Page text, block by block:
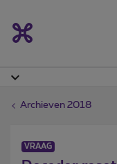
Archieven 2018
VRAAG